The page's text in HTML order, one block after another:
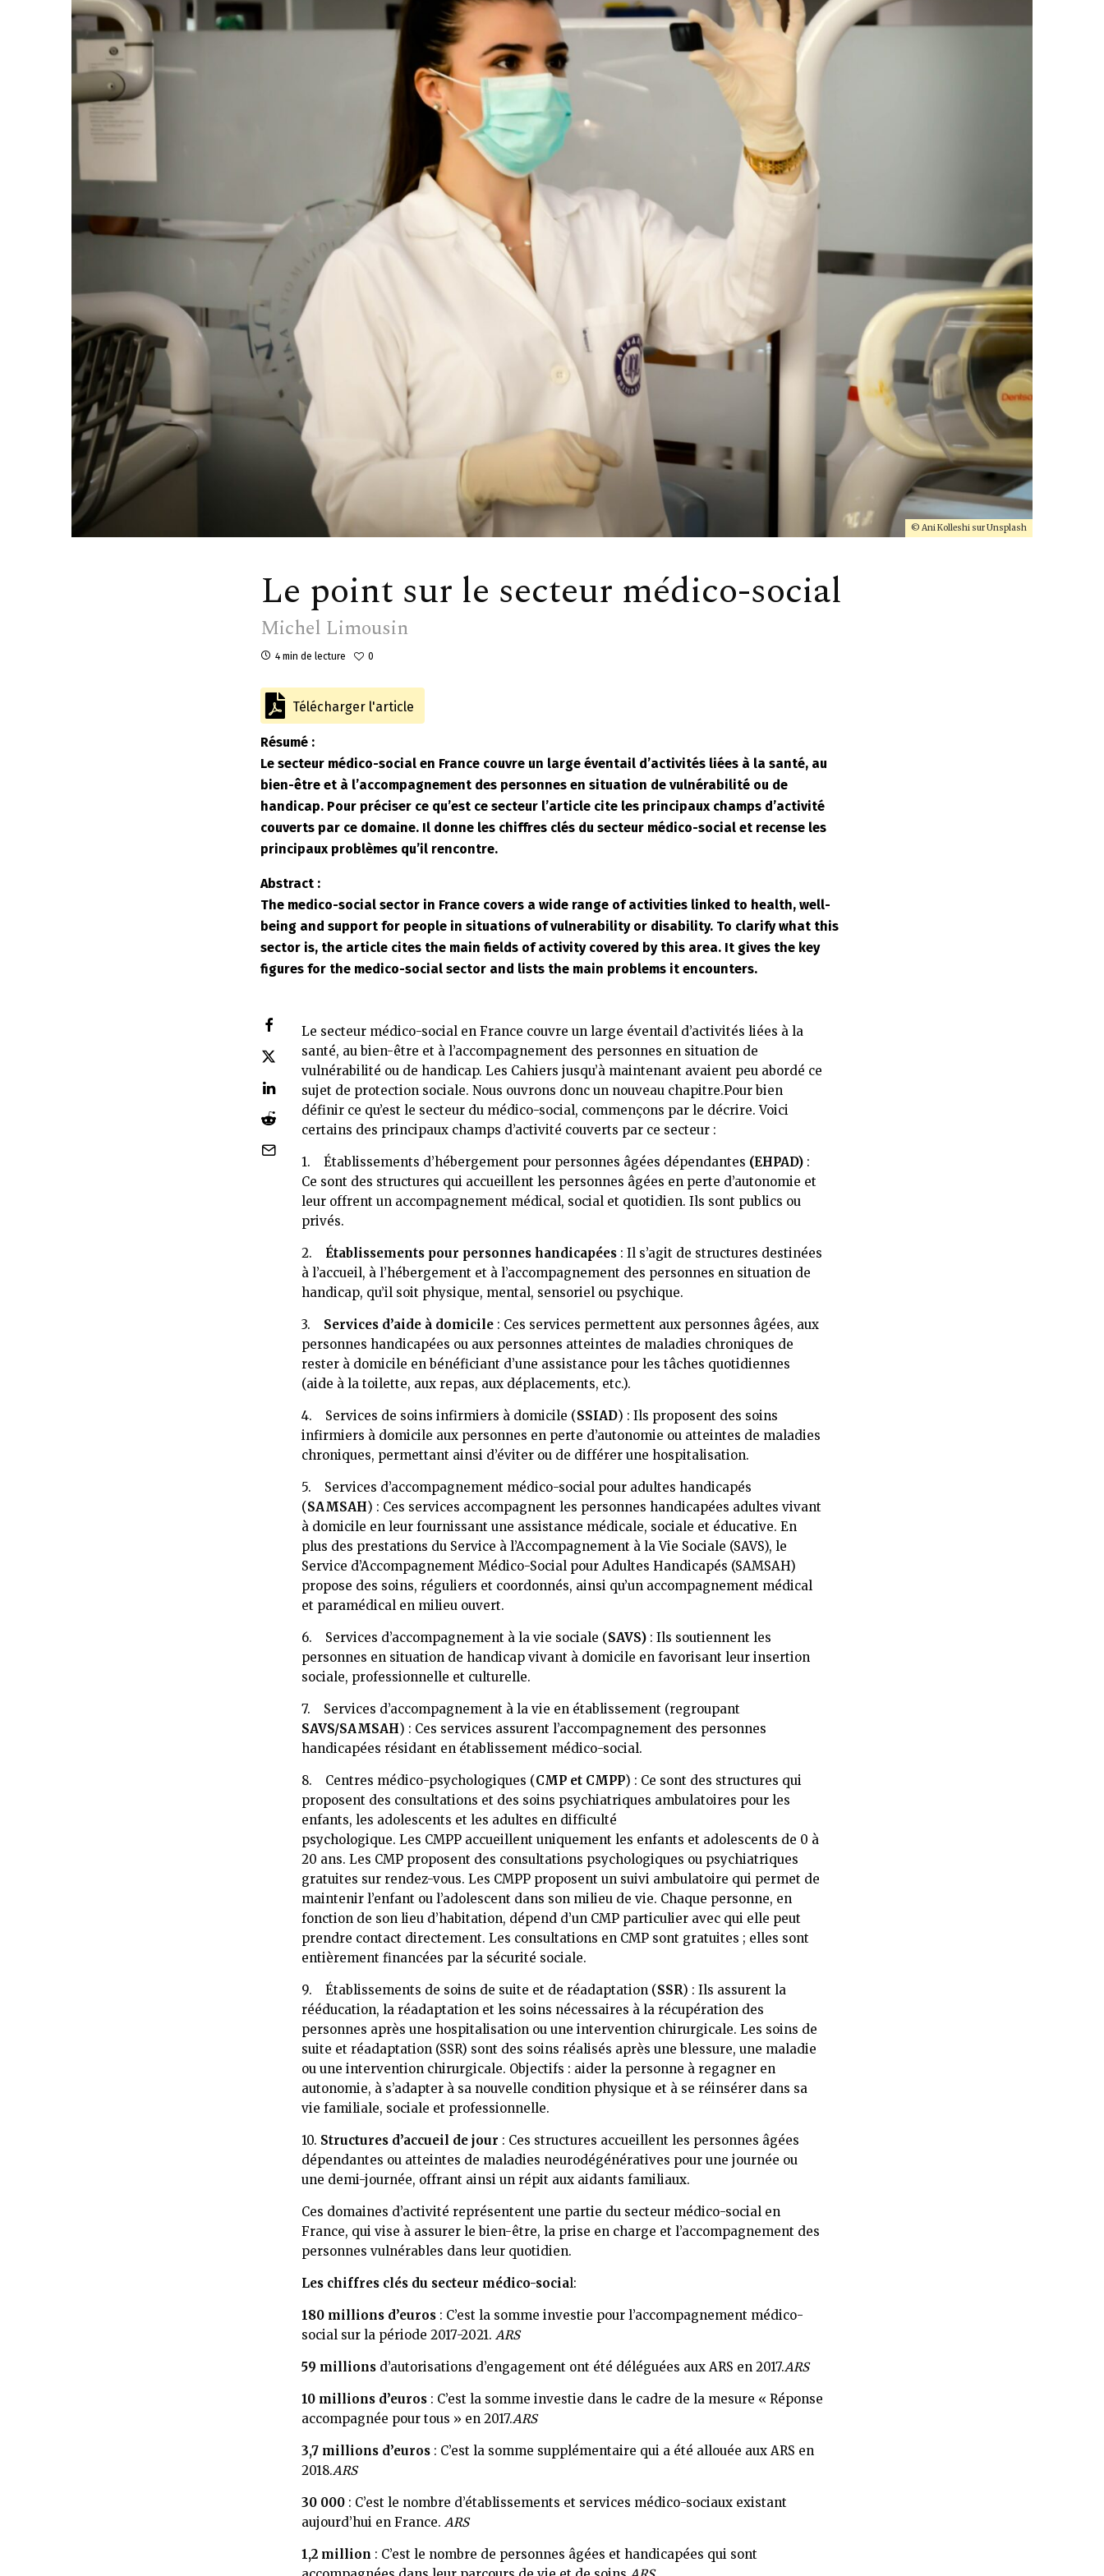
© Ani Kolleshi sur Unsplash
Le point sur le secteur médico-social
Michel Limousin
4 min de lecture 0
Télécharger l'article
Résumé :
Le secteur médico-social en France couvre un large éventail d’activités liées à la santé, au
bien-être et à l’accompagnement des personnes en situation de vulnérabilité ou de
handicap. Pour préciser ce qu’est ce secteur l’article cite les principaux champs d’activité
couverts par ce domaine. Il donne les chiffres clés du secteur médico-social et recense les
principaux problèmes qu’il rencontre.
Abstract :
The medico-social sector in France covers a wide range of activities linked to health, well-
being and support for people in situations of vulnerability or disability. To clarify what this
sector is, the article cites the main fields of activity covered by this area. It gives the key
figures for the medico-social sector and lists the main problems it encounters.
Le secteur médico-social en France couvre un large éventail d’activités liées à la
santé, au bien-être et à l’accompagnement des personnes en situation de
vulnérabilité ou de handicap. Les Cahiers jusqu’à maintenant avaient peu abordé ce
sujet de protection sociale. Nous ouvrons donc un nouveau chapitre.Pour bien
définir ce qu’est le secteur du médico-social, commençons par le décrire. Voici
certains des principaux champs d’activité couverts par ce secteur :
1. Établissements d’hébergement pour personnes âgées dépendantes (EHPAD) :
Ce sont des structures qui accueillent les personnes âgées en perte d’autonomie et
leur offrent un accompagnement médical, social et quotidien. Ils sont publics ou
privés.
2. Établissements pour personnes handicapées : Il s’agit de structures destinées
à l’accueil, à l’hébergement et à l’accompagnement des personnes en situation de
handicap, qu’il soit physique, mental, sensoriel ou psychique.
3. Services d’aide à domicile : Ces services permettent aux personnes âgées, aux
personnes handicapées ou aux personnes atteintes de maladies chroniques de
rester à domicile en bénéficiant d’une assistance pour les tâches quotidiennes
(aide à la toilette, aux repas, aux déplacements, etc.).
4. Services de soins infirmiers à domicile (SSIAD) : Ils proposent des soins
infirmiers à domicile aux personnes en perte d’autonomie ou atteintes de maladies
chroniques, permettant ainsi d’éviter ou de différer une hospitalisation.
5. Services d’accompagnement médico-social pour adultes handicapés
(SAMSAH) : Ces services accompagnent les personnes handicapées adultes vivant
à domicile en leur fournissant une assistance médicale, sociale et éducative. En
plus des prestations du Service à l’Accompagnement à la Vie Sociale (SAVS), le
Service d’Accompagnement Médico-Social pour Adultes Handicapés (SAMSAH)
propose des soins, réguliers et coordonnés, ainsi qu’un accompagnement médical
et paramédical en milieu ouvert.
6. Services d’accompagnement à la vie sociale (SAVS) : Ils soutiennent les
personnes en situation de handicap vivant à domicile en favorisant leur insertion
sociale, professionnelle et culturelle.
7. Services d’accompagnement à la vie en établissement (regroupant
SAVS/SAMSAH) : Ces services assurent l’accompagnement des personnes
handicapées résidant en établissement médico-social.
8. Centres médico-psychologiques (CMP et CMPP) : Ce sont des structures qui
proposent des consultations et des soins psychiatriques ambulatoires pour les
enfants, les adolescents et les adultes en difficulté
psychologique. Les CMPP accueillent uniquement les enfants et adolescents de 0 à
20 ans. Les CMP proposent des consultations psychologiques ou psychiatriques
gratuites sur rendez-vous. Les CMPP proposent un suivi ambulatoire qui permet de
maintenir l’enfant ou l’adolescent dans son milieu de vie. Chaque personne, en
fonction de son lieu d’habitation, dépend d’un CMP particulier avec qui elle peut
prendre contact directement. Les consultations en CMP sont gratuites ; elles sont
entièrement financées par la sécurité sociale.
9. Établissements de soins de suite et de réadaptation (SSR) : Ils assurent la
rééducation, la réadaptation et les soins nécessaires à la récupération des
personnes après une hospitalisation ou une intervention chirurgicale. Les soins de
suite et réadaptation (SSR) sont des soins réalisés après une blessure, une maladie
ou une intervention chirurgicale. Objectifs : aider la personne à regagner en
autonomie, à s’adapter à sa nouvelle condition physique et à se réinsérer dans sa
vie familiale, sociale et professionnelle.
10. Structures d’accueil de jour : Ces structures accueillent les personnes âgées
dépendantes ou atteintes de maladies neurodégénératives pour une journée ou
une demi-journée, offrant ainsi un répit aux aidants familiaux.
Ces domaines d’activité représentent une partie du secteur médico-social en
France, qui vise à assurer le bien-être, la prise en charge et l’accompagnement des
personnes vulnérables dans leur quotidien.
Les chiffres clés du secteur médico-social:
180 millions d’euros : C’est la somme investie pour l’accompagnement médico-
social sur la période 2017-2021. ARS
59 millions d’autorisations d’engagement ont été déléguées aux ARS en 2017.ARS
10 millions d’euros : C’est la somme investie dans le cadre de la mesure « Réponse
accompagnée pour tous » en 2017.ARS
3,7 millions d’euros : C’est la somme supplémentaire qui a été allouée aux ARS en
2018.ARS
30 000 : C’est le nombre d’établissements et services médico-sociaux existant
aujourd’hui en France. ARS
1,2 million : C’est le nombre de personnes âgées et handicapées qui sont